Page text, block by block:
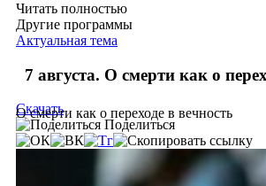
Читать полностью
Другие программы
Актуальная тема
7 августа. О смерти как о
О смерти как о переходе в вечность
Скачать
Поделиться